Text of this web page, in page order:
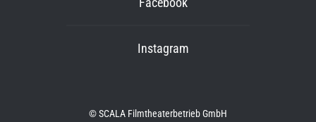
Instagram
© SCALA Filmtheaterbetrieb GmbH